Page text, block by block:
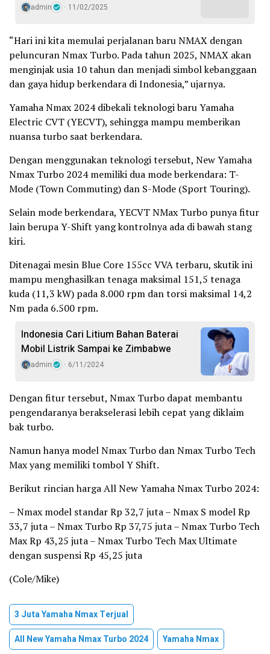
admin 11/02/2025
“Hari ini kita memulai perjalanan baru NMAX dengan
peluncuran Nmax Turbo. Pada tahun 2025, NMAX akan
menginjak usia 10 tahun dan menjadi simbol kebanggaan
dan gaya hidup berkendara di Indonesia,” ujarnya.
Yamaha Nmax 2024 dibekali teknologi baru Yamaha
Electric CVT (YECVT), sehingga mampu memberikan
nuansa turbo saat berkendara.
Dengan menggunakan teknologi tersebut, New Yamaha
Nmax Turbo 2024 memiliki dua mode berkendara: T-
Mode (Town Commuting) dan S-Mode (Sport Touring).
Selain mode berkendara, YECVT NMax Turbo punya fitur
lain berupa Y-Shift yang kontrolnya ada di bawah stang
kiri.
Ditenagai mesin Blue Core 155cc VVA terbaru, skutik ini
mampu menghasilkan tenaga maksimal 151,5 tenaga
kuda (11,3 kW) pada 8.000 rpm dan torsi maksimal 14,2
Nm pada 6.500 rpm.
Indonesia Cari Litium Bahan Baterai
Mobil Listrik Sampai ke Zimbabwe
admin 6/11/2024
Dengan fitur tersebut, Nmax Turbo dapat membantu
pengendaranya berakselerasi lebih cepat yang diklaim
bak turbo.
Namun hanya model Nmax Turbo dan Nmax Turbo Tech
Max yang memiliki tombol Y Shift.
Berikut rincian harga All New Yamaha Nmax Turbo 2024:
– Nmax model standar Rp 32,7 juta – Nmax S model Rp
33,7 juta – Nmax Turbo Rp 37,75 juta – Nmax Turbo Tech
Max Rp 43,25 juta – Nmax Turbo Tech Max Ultimate
dengan suspensi Rp 45,25 juta
(Cole/Mike)
3 Juta Yamaha Nmax Terjual
All New Yamaha Nmax Turbo 2024
Yamaha Nmax